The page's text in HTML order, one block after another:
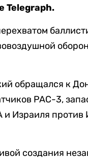
Telegraph.
обращался к
PAC-3,
и Израиля
создания